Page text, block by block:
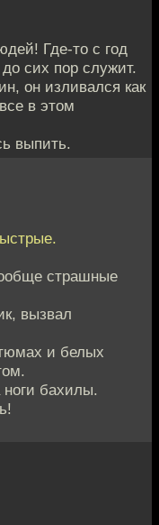
Где-то с год
сих пор служит.
он изливался как
в этом
выпить.
страшные
вызвал
и белых
бахилы.